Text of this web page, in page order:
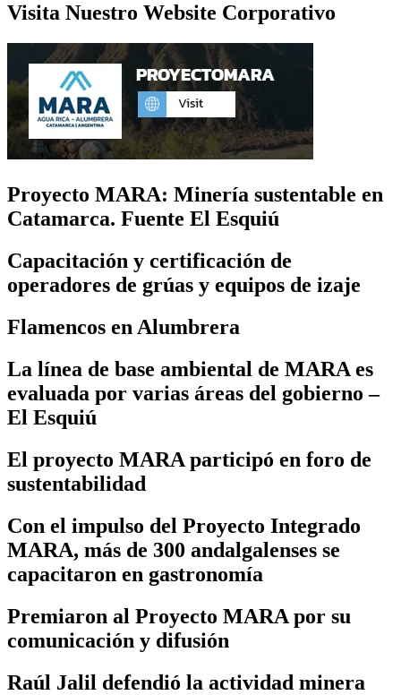
Visita Nuestro Website Corporativo
Proyecto MARA: Minería sustentable en
Catamarca. Fuente El Esquiú
Capacitación y certificación de
operadores de grúas y equipos de izaje
Flamencos en Alumbrera
La línea de base ambiental de MARA es
evaluada por varias áreas del gobierno –
El Esquiú
El proyecto MARA participó en foro de
sustentabilidad
Con el impulso del Proyecto Integrado
MARA, más de 300 andalgalenses se
capacitaron en gastronomía
Premiaron al Proyecto MARA por su
comunicación y difusión
Raúl Jalil defendió la actividad minera